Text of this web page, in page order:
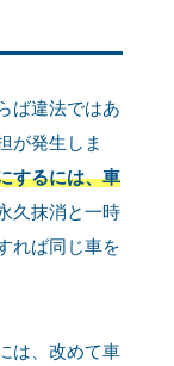
ば違法ではあ
が発生しま
するには、車
久抹消と一時
れば同じ車を
は、改めて車